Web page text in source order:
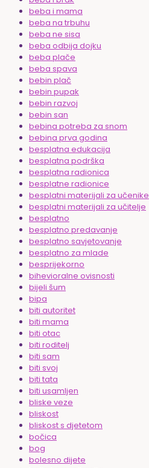
beba i mama
beba na trbuhu
beba ne sisa
beba odbija dojku
beba plače
beba spava
bebin plač
bebin pupak
bebin razvoj
bebin san
bebina potreba za snom
bebina prva godina
besplatna edukacija
besplatna podrška
besplatna radionica
besplatne radionice
besplatni materijali za učenike
besplatni materijali za učitelje
besplatno
besplatno predavanje
besplatno savjetovanje
besplatno za mlade
besprijekorno
bihevioralne ovisnosti
bijeli šum
bipa
biti autoritet
biti mama
biti otac
biti roditelj
biti sam
biti svoj
biti tata
biti usamljen
bliske veze
bliskost
bliskost s djetetom
bočica
bog
bolesno dijete